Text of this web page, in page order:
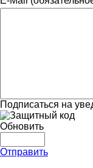
Подписаться на
Обновить
Отправить